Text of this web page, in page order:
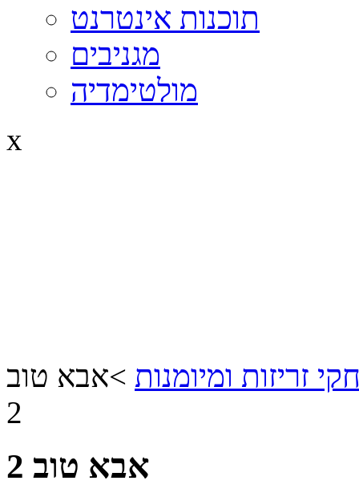
תוכנות אינטרנט
מגניבים
מולטימדיה
x
זריזות ומיומנות >אבא טוב
2
אבא טוב 2